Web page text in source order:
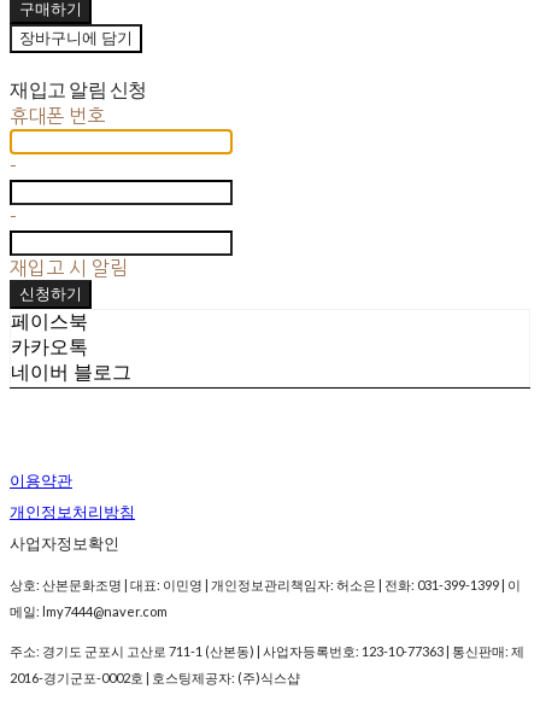
구매하기
장바구니에 담기
재입고 알림 신청
휴대폰 번호
-
-
재입고 시 알림
신청하기
페이스북
카카오톡
네이버 블로그
이용약관
개인정보처리방침
사업자정보확인
상호: 산본문화조명 | 대표: 이민영 | 개인정보관리책임자: 허소은 | 전화: 031-399-1399 | 이
메일: lmy7444@naver.com
주소: 경기도 군포시 고산로 711-1 (산본동) | 사업자등록번호: 123-10-77363 | 통신판매: 제
2016-경기군포-0002호 | 호스팅제공자: (주)식스샵